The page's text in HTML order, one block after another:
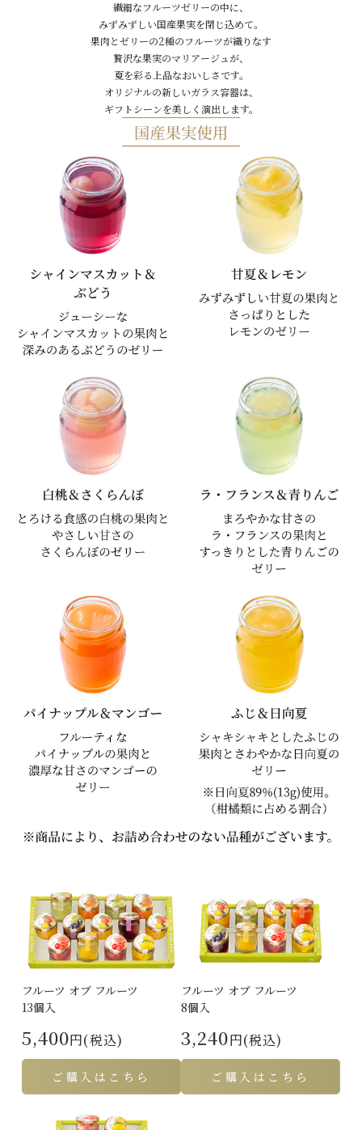
繊細なフルーツゼリーの中に、
みずみずしい国産果実を閉じ込めて。
果肉とゼリーの2種のフルーツが織りなす
贅沢な果実のマリアージュが、
夏を彩る上品なおいしさです。
オリジナルの新しいガラス容器は、
ギフトシーンを美しく演出します。
フルーツ オブ フルーツ
13個入
5,400円(税込)
ご購入はこちら
フルーツ オブ フルーツ
8個入
3,240円(税込)
ご購入はこちら